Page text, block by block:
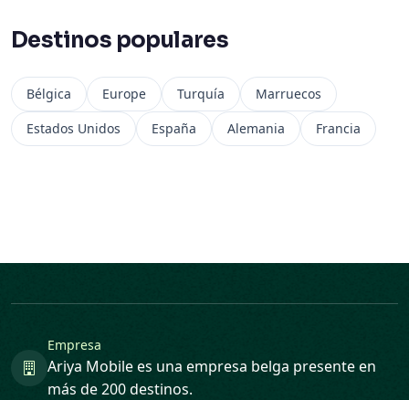
Destinos populares
Bélgica Europe Turquía
Marruecos
Estados Unidos
España Alemania Francia
Empresa
Ariya Mobile es una empresa belga presente en
más de 200 destinos.